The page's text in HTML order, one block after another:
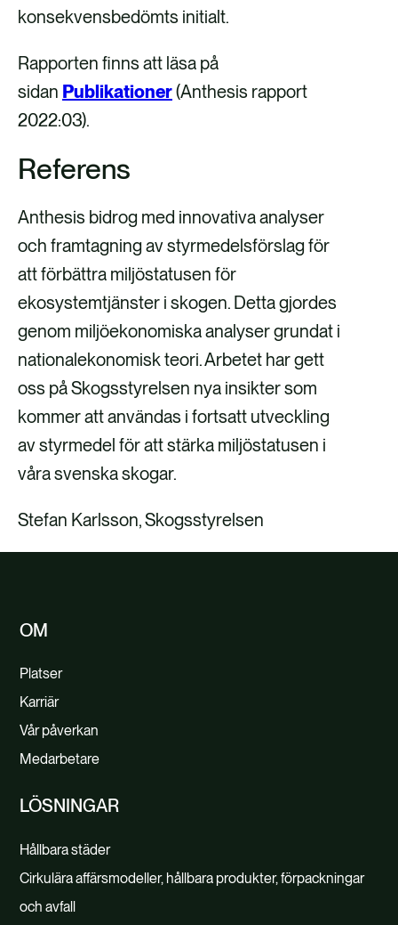
konsekvensbedömts initialt.
Rapporten finns att läsa på
sidan Publikationer(Anthesis rapport
2022:03).
Referens
Anthesis bidrog med innovativa analyser
och framtagning av styrmedelsförslag för
att förbättra miljöstatusen för
ekosystemtjänster i skogen. Detta gjordes
genom miljöekonomiska analyser grundat i
nationalekonomisk teori. Arbetet har gett
oss på Skogsstyrelsen nya insikter som
kommer att användas i fortsatt utveckling
av styrmedel för att stärka miljöstatusen i
våra svenska skogar.
Stefan Karlsson, Skogsstyrelsen
OM
Platser
Karriär
Vår påverkan
Medarbetare
LÖSNINGAR
Hållbara städer
Cirkulära affärsmodeller, hållbara produkter, förpackningar
och avfall